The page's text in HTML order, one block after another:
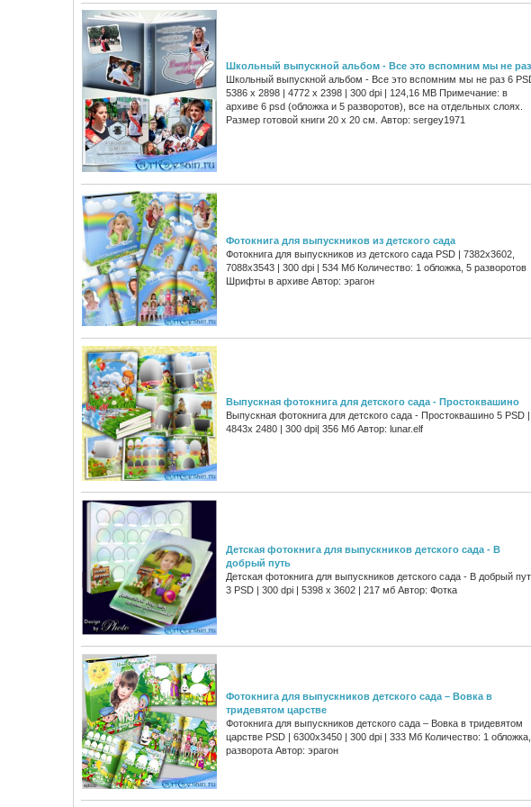
Школьный выпускной альбом - Все это вспомним мы не раз
Школьный выпускной альбом - Все это вспомним мы не раз 6
5386 x 2898 | 4772 x 2398 | 300 dpi | 124,16 MB Примечание: в
архиве 6 psd (обложка и 5 разворотов), все на отдельных слоях.
Размер готовой книги 20 x 20 см. Автор: sergey1971
Фотокнига для выпускников из детского сада
Фотокнига для выпускников из детского сада PSD | 7382х3602,
7088x3543 | 300 dpi | 534 Мб Количество: 1 обложка, 5 разворотов
Шрифты в архиве Автор: эрагон
Выпускная фотокнига для детского сада - Простоквашино
Выпускная фотокнига для детского сада - Простоквашино 5 PSD |
4843x 2480 | 300 dpi| 356 Мб Автор: lunar.elf
Детская фотокнига для выпускников детского сада - В
добрый путь
Детская фотокнига для выпускников детского сада - В добрый
3 PSD | 300 dpi | 5398 x 3602 | 217 мб Автор: Фотка
Фотокнига для выпускников детского сада – Вовка в
тридевятом царстве
Фотокнига для выпускников детского сада – Вовка в тридевятом
царстве PSD | 6300x3450 | 300 dpi | 333 Мб Количество: 1
разворота Автор: эрагон